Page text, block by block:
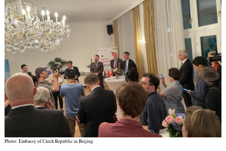
Photo: Embassy of Czech Republic in Beijing